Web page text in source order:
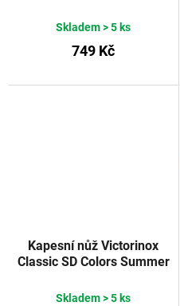
Skladem> 5 ks
749 Kč
Kapesní nůž Victorinox
Classic SD Colors Summer
Skladem> 5 ks